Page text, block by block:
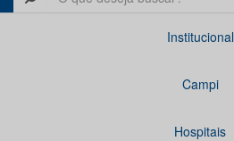
Institucional
Campi
Hospitais